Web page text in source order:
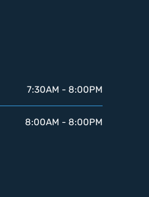
7:30AM - 8:00PM
8:00AM - 8:00PM